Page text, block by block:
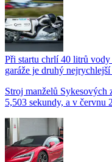
Při startu chrlí 40 litrů
garáže je druhý
Stroj manželů Sykesových
5,503 sekundy, a v červnu